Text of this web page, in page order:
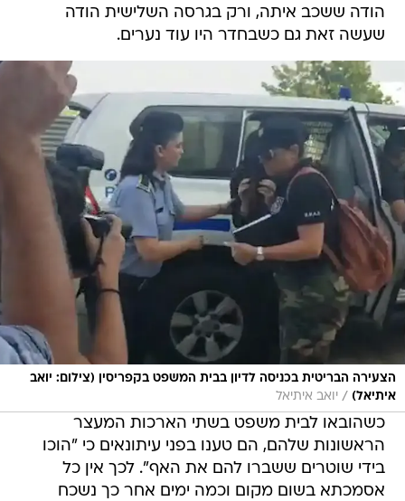
הודה ששכב איתה, ורק בגרסה השלישית הודה
שעשה זאת גם כשבחדר היו עוד נערים.
הצעירה הבריטית בכניסה לדיון בבית המשפט בקפריסין (צילום: יואב
איתיאל) / יואב איתיאל
כשהובאו לבית משפט בשתי הארכות המעצר
הראשונות שלהם, הם טענו בפני עיתונאים כי "הוכו
בידי שוטרים ששברו להם את האף". לכך אין כל
אסמכתא בשום מקום וכמה ימים אחר כך נשכח